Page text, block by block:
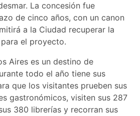
La concesión fue
de cinco años, con un canon
a la Ciudad recuperar la
el proyecto.
Aires es un destino de
todo el año tiene sus
que los visitantes prueben sus
gastronómicos, visiten sus 287
380 librerías y recorran sus